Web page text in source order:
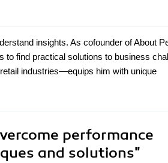
insights. As cofounder of About
to find practical solutions to business
industries—equips him with unique
performance
and solutions"